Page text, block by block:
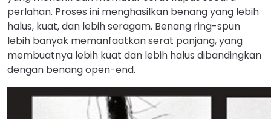
perlahan. Proses ini menghasilkan benang yang lebih
halus, kuat, dan lebih seragam. Benang ring-spun
lebih banyak memanfaatkan serat panjang, yang
membuatnya lebih kuat dan lebih halus dibandingkan
dengan benang open-end.